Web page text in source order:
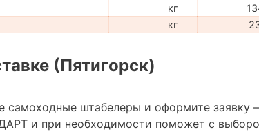
кг
кг
(Пятигорск)
самоходные штабелеры и оформите заявку
и при необходимости поможет с